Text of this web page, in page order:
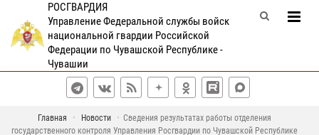
РОСГВАРДИЯ
Управление Федеральной службы войск
национальной гвардии Российской
Федерации по Чувашской Республике -
Чувашии
Главная Новости
Сведения результатах работы отделения
государственного контроля Управления Росгвардии по Чувашской Республике